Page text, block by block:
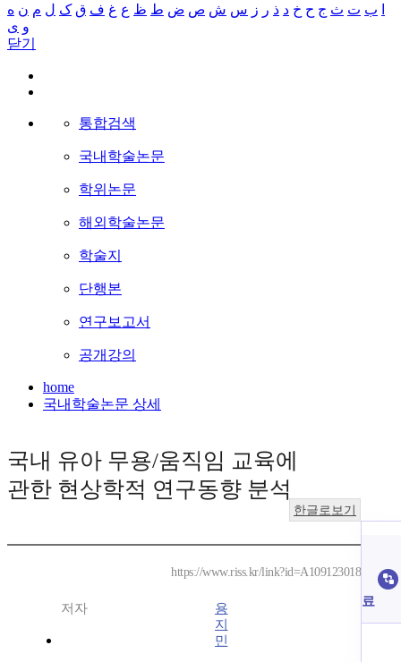
ب ت ث ج ح خ د ذ ر ز س ش ص ض ط ظ ع غ ف ق ک ل م ن ه
و ی
닫기
통합검색
국내학술논문
학위논문
해외학술논문
학술지
단행본
연구보고서
공개강의
home
국내학술논문 상세
국내 유아 무용/움직임 교육에
관한 현상학적 연구동향 분석
한글로보기
https://www.riss.kr/link?id=A109123018
저자
용
지
민
료